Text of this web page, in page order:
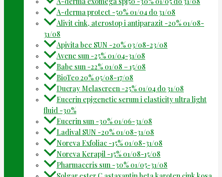
A-derma protect -50% 01/04 do 31/08
Alivit cink, aterostop i antiparazit -20% 01/08-
31/08
Apivita bee SUN -20% 03/08-23/08
Avene sun -25% 01/04-31/08
Babe sun -22% 01/08 – 15/08
BioTeo 20% 05/08-17/08
Ducray Melascreen -25% 01/04 do 31/08
Eucerin epigenetic serum i elasticity ultra light
fluid -30%
Eucerin sun -30% 01/06-31/08
Ladival SUN -20% 01/08-31/08
Noreva Exfoliac -15% 01/08-31/08
Noreva Kerapil -15% 01/08-15/08
Pharmaceris sun -30% 01/05-31/08